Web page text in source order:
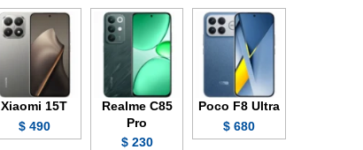
Poco F8 Ultra
680 $
Realme C85
Pro
230 $
Xiaomi 15T
490 $